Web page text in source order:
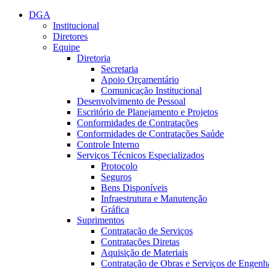
Conteúdo principal
DGA
Institucional
Diretores
Equipe
Diretoria
Secretaria
Apoio Orçamentário
Comunicação Institucional
Desenvolvimento de Pessoal
Escritório de Planejamento e Projetos
Conformidades de Contratações
Conformidades de Contratações Saúde
Controle Interno
Serviços Técnicos Especializados
Protocolo
Seguros
Bens Disponíveis
Infraestrutura e Manutenção
Gráfica
Suprimentos
Contratação de Serviços
Contratações Diretas
Aquisição de Materiais
Contratação de Obras e Serviços de